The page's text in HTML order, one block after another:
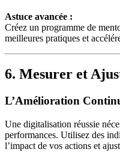
Astuce avancée :
Créez un programme de
meilleures pratiques et
6. Mesurer et
L’Amélioration
Une digitalisation réussie
performances. Utilisez des
l’impact de vos actions et